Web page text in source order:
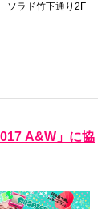
ラド竹下通り2F
A&W」に協